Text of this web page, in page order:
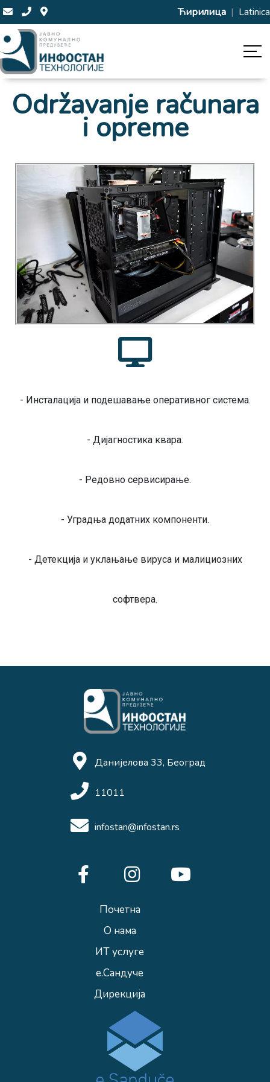
Ћирилица | Latinica
Održavanje računara
i opreme
- Инсталација и подешавање оперативног система.
- Дијагностика квара.
- Редовно сервисирање.
- Уградња додатних компоненти.
- Детекција и уклањање вируса и малициозних
софтвера.
Данијелова 33, Београд
11011
infostan@infostan.rs
Почетна
О нама
ИТ услуге
е.Сандуче
Дирекција